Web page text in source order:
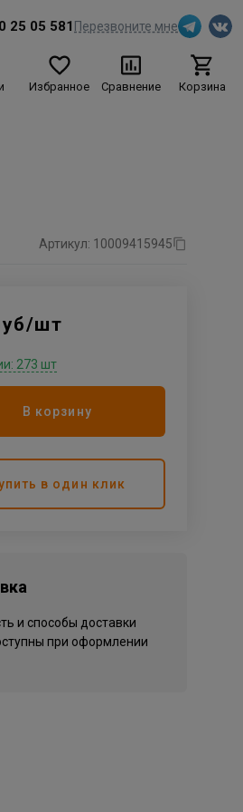
25 05 581 Перезвоните мне
Избранное Сравнение Корзина
Артикул: 10009415945
шт
273 шт
В корзину
в один клик
и способы доставки
при оформлении